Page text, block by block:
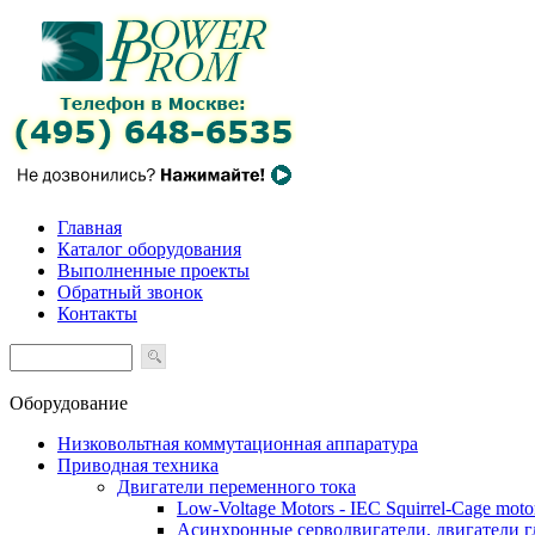
Главная
Каталог оборудования
Выполненные проекты
Обратный звонок
Контакты
Оборудование
Низковольтная коммутационная аппаратура
Приводная техника
Двигатели переменного тока
Low-Voltage Motors - IEC Squirrel-Cage
Асинхронные серводвигатели, двигатели